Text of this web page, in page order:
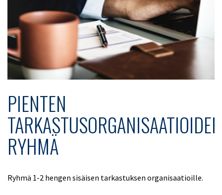
PIENTEN
TARKASTUSORGANISAATIOIDEN
RYHMÄ
Ryhmä 1-2 hengen sisäisen tarkastuksen organisaatioille.